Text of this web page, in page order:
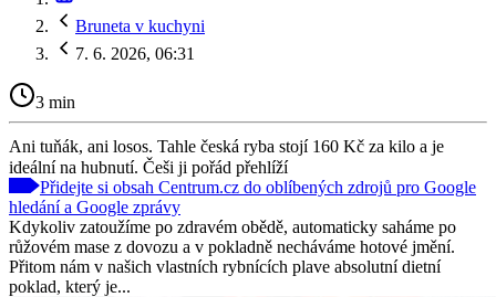
Bruneta v kuchyni
7. 6. 2026, 06:31
3 min
Ani tuňák, ani losos. Tahle česká ryba stojí 160 Kč za kilo a je
ideální na hubnutí. Češi ji pořád přehlíží
Přidejte si obsah Centrum.cz do oblíbených zdrojů pro Google
hledání a Google zprávy
Kdykoliv zatoužíme po zdravém obědě, automaticky saháme po
růžovém mase z dovozu a v pokladně necháváme hotové jmění.
Přitom nám v našich vlastních rybnících plave absolutní dietní
poklad, který je...